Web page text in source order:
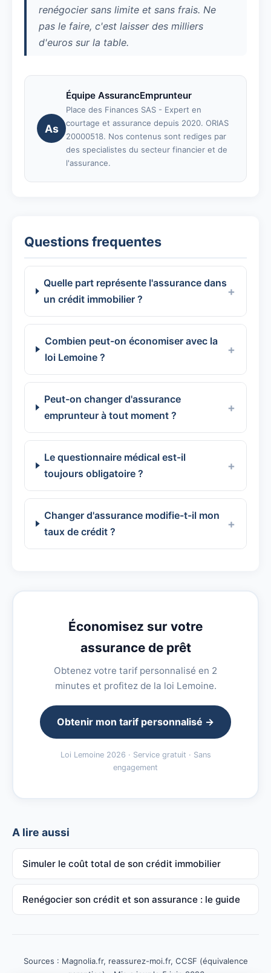
renégocier sans limite et sans frais. Ne
pas le faire, c'est laisser des milliers
d'euros sur la table.
As
Équipe AssurancEmprunteur
Place des Finances SAS - Expert en
courtage et assurance depuis 2020. ORIAS
20000518. Nos contenus sont rediges par
des specialistes du secteur financier et de
l'assurance.
Questions frequentes
Quelle part représente l'assurance dans
un crédit immobilier ?
Combien peut-on économiser avec la
loi Lemoine ?
Peut-on changer d'assurance
emprunteur à tout moment ?
Le questionnaire médical est-il
toujours obligatoire ?
Changer d'assurance modifie-t-il mon
taux de crédit ?
Économisez sur votre
assurance de prêt
Obtenez votre tarif personnalisé en 2
minutes et profitez de la loi Lemoine.
Obtenir mon tarif personnalisé →
Loi Lemoine 2026 · Service gratuit · Sans
engagement
A lire aussi
Simuler le coût total de son crédit immobilier
Renégocier son crédit et son assurance : le guide
Sources : Magnolia.fr, reassurez-moi.fr, CCSF (équivalence